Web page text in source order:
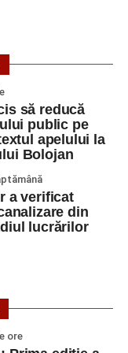
aflată în
pe lângă
și datele de
de telefon și
interesate să
de angajare,
a locurilor de
la data de 4
de contact ale
TELEFON/E-
să reducă
public pe
apelului la
Bolojan
a verificat
din
lucrărilor
ore